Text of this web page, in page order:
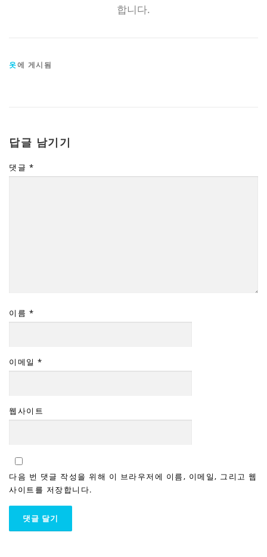
합니다.
옷에 게시됨
답글 남기기
댓글 *
이름 *
이메일 *
웹사이트
다음 번 댓글 작성을 위해 이 브라우저에 이름, 이메일, 그리고 웹
사이트를 저장합니다.